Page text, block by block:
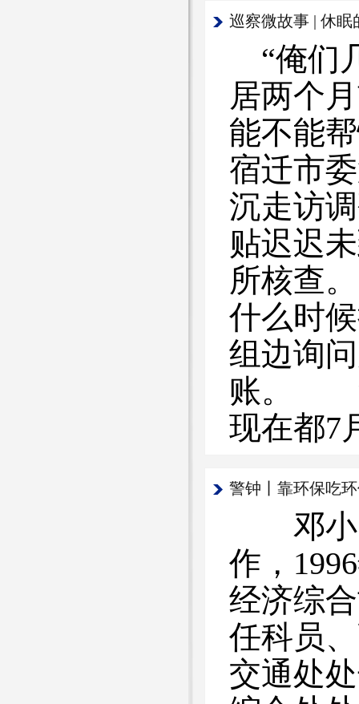
巡察微故事 | 休眠
“俺们
居两个
能不能
宿迁市
沉走访
贴迟迟
所核查
什么时
组边询
账。 “
现在都7
警钟丨靠环保吃
邓小刚
作，
经济综
任科员
交通处